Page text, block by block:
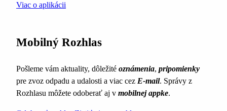
Viac o aplikácii
Mobilný Rozhlas
Pošleme vám aktuality, dôležité oznámenia, pripomienky
pre zvoz odpadu a udalosti a viac cez E-mail. Správy z
Rozhlasu môžete odoberať aj v mobilnej appke.